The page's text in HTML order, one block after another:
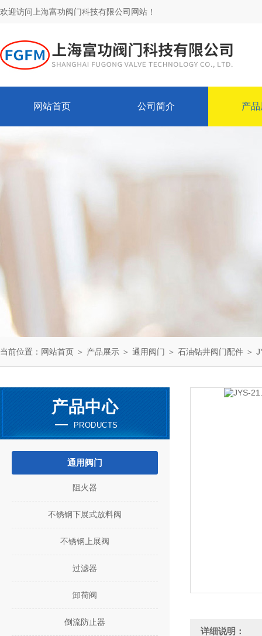
欢迎访问上海富功阀门科技有限公司网站！
网站首页 公司简介 产
当前位置： 网站首页 ＞ 产品展示 ＞ 通用阀门 ＞ 石油钻井阀门配件 ＞
产品中心
PRODUCTS
通用阀门
阻火器
不锈钢下展式放料阀
不锈钢上展阀
过滤器
卸荷阀
倒流防止器
详细说明：